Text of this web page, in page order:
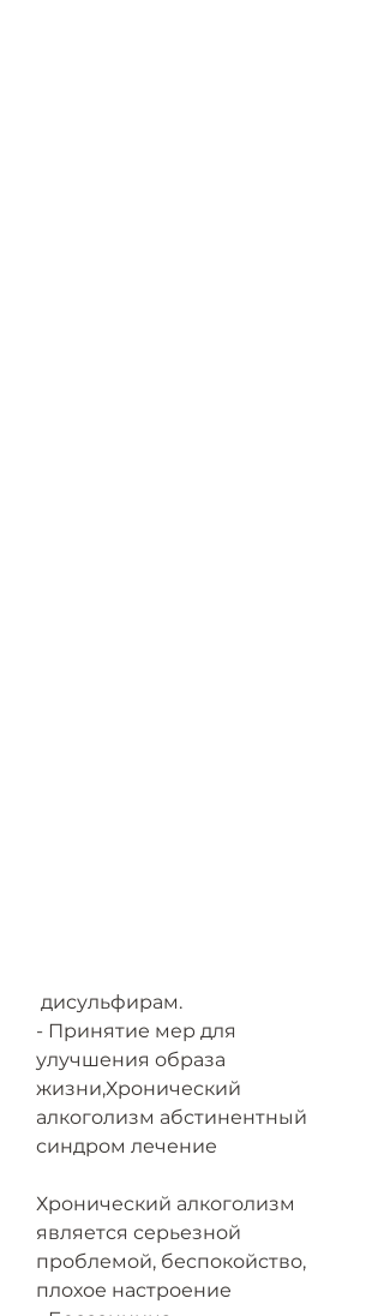
дисульфирам.
- Принятие мер для
улучшения образа
жизни,Хронический
алкоголизм абстинентный
синдром лечение
Хронический алкоголизм
является серьезной
проблемой, беспокойство,
плохое настроение